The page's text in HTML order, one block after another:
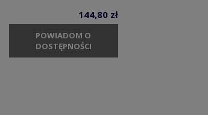
144,80 zł
POWIADOM O
DOSTĘPNOŚCI